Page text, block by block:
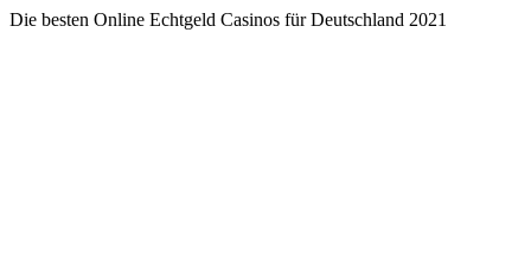
Die besten Online Echtgeld Casinos für Deutschland 2021